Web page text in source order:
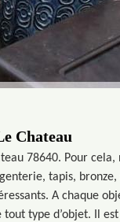
Chateau
78640. Pour
tapis,
A chaque
tout type d’objet. Il